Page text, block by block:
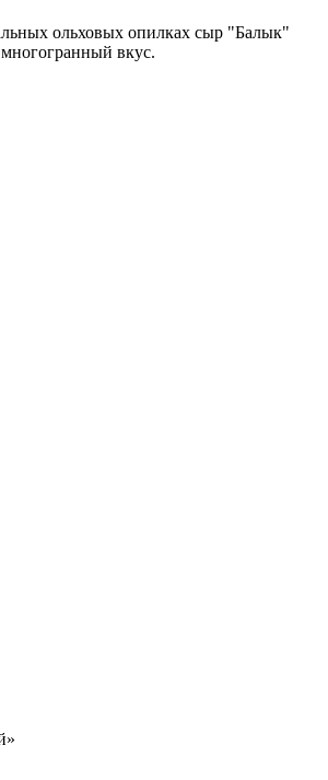
ольховых опилках сыр "Балык"
вкус.